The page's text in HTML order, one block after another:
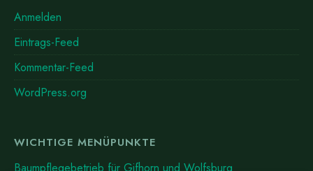
Anmelden
Eintrags-Feed
Kommentar-Feed
WordPress.org
WICHTIGE MENÜPUNKTE